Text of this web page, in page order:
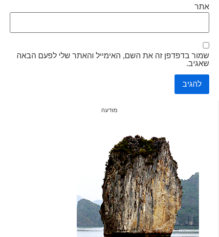
אתר
שמור בדפדפן זה את השם, האימייל והאתר שלי לפעם הבאה
שאגיב.
מודעה